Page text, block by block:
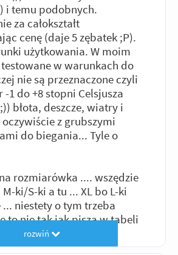
i temu podobnych.
za całokształt
cenę (daje 5 zębatek ;P).
użytkowania. W moim
w warunkach do
nie są przeznaczone czyli
-1 do +8 stopni Celsjusza
błota, deszcze, wiatry i
z grubszymi
do biegania... Tyle o
rozmiarówka .... wszędzie
ki/S-ki a tu ... XL bo L-ki
niestety o tym trzeba
to nie tak jak piszą w tabeli
mierzyć.
Na początek jako
rozwiń